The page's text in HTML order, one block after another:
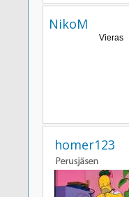
NikoM
Vieras
homer123